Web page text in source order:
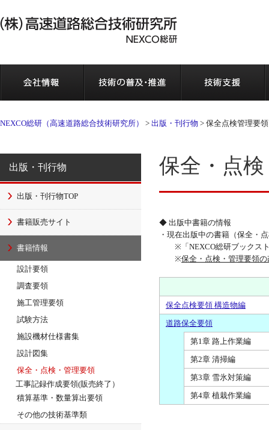
NEXCO総研（高速道路総合技術研究所） > 出版・刊行物 > 保全点検管理要領
保全・点
◆ 出版中書籍の情報
・現在出版中の書籍（保全
※「NEXCO総研ブックスト
※保全・点検・管理要領
保全点検要領 構造物編
道路保全要領
第1章 路上作業編
第2章 清掃編
第3章 雪氷対策編
第4章 植栽作業編
出版・刊行物
出版・刊行物TOP
書籍販売サイト
書籍情報
設計要領
調査要領
施工管理要領
試験方法
施設機材仕様書集
設計図集
保全・点検・管理要領
工事記録作成要領(販売終了）
積算基準・数量算出要領
その他の技術基準類